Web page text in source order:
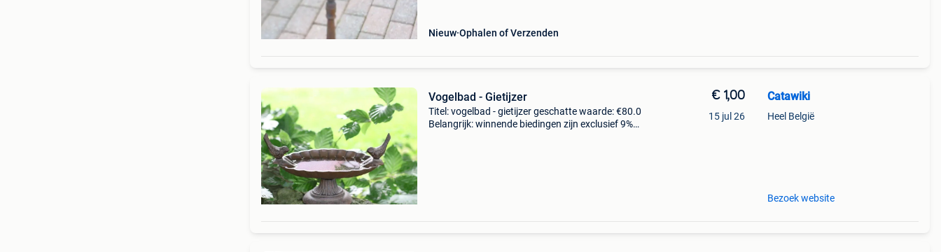
Nieuw Ophalen of Verzenden
Vogelbad - Gietijzer
Titel: vogelbad - gietijzer geschatte waarde: €80.0
Belangrijk: winnende biedingen zijn exclusief 9%
€ 1,00
15 jul 26
Catawiki
Heel België
Bezoek website